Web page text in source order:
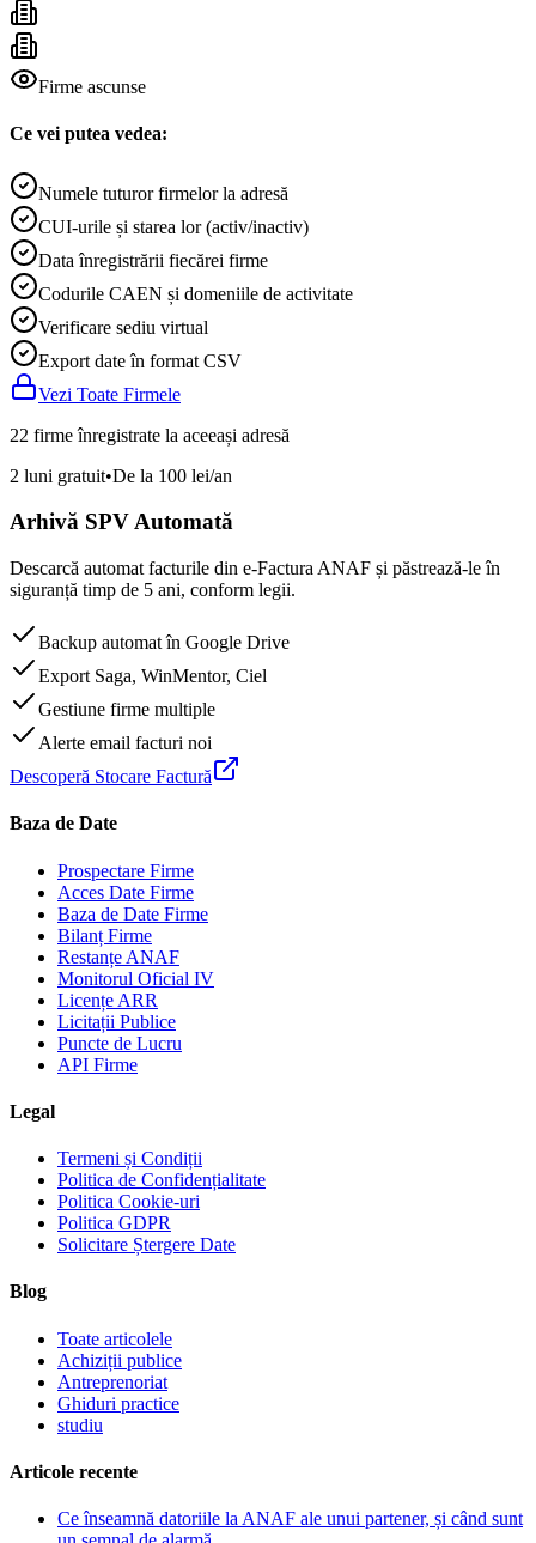
Firme ascunse
Ce vei putea vedea:
Numele tuturor firmelor la adresă
CUI-urile și starea lor (activ/inactiv)
Data înregistrării fiecărei firme
Codurile CAEN și domeniile de activitate
Verificare sediu virtual
Export date în format CSV
Vezi Toate Firmele
22 firme înregistrate la aceeași adresă
2 luni gratuit•De la 100 lei/an
Arhivă SPV Automată
Descarcă automat facturile din e-Factura ANAF și păstrează-le în
siguranță timp de 5 ani, conform legii.
Backup automat în Google Drive
Export Saga, WinMentor, Ciel
Gestiune firme multiple
Alerte email facturi noi
Descoperă Stocare Factură
Baza de Date
Prospectare Firme
Acces Date Firme
Baza de Date Firme
Bilanț Firme
Restanțe ANAF
Monitorul Oficial IV
Licențe ARR
Licitații Publice
Puncte de Lucru
API Firme
Legal
Termeni și Condiții
Politica de Confidențialitate
Politica Cookie-uri
Politica GDPR
Solicitare Ștergere Date
Blog
Toate articolele
Achiziții publice
Antreprenoriat
Ghiduri practice
studiu
Articole recente
Ce înseamnă datoriile la ANAF ale unui partener, și când sunt